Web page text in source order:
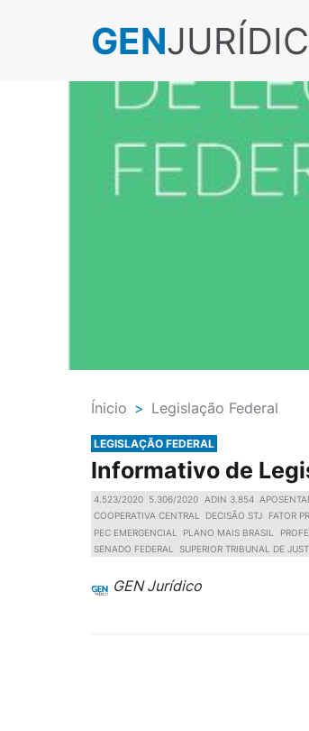
GEN
Ínicio > Legislação Federal
LEGISLAÇÃO FEDERAL
Informativo de
4.523/2020 5.306/2020 ADIN 3.854
COOPERATIVA CENTRAL
DECISÃO STJ FATOR
PEC EMERGENCIAL
PLANO MAIS BRASIL
SENADO FEDERAL
SUPERIOR TRIBUNAL DE
GEN Jurídico